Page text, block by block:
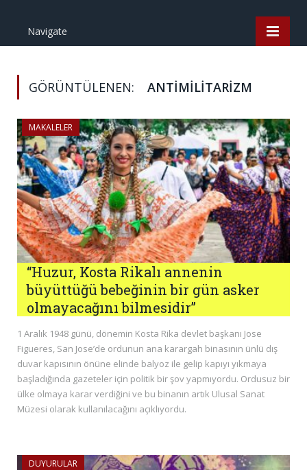
Navigate
GÖRÜNTÜLENEN: ANTIMILITARIZM
MAKALELER
“Huzur, Kosta Rikalı annenin
büyüttüğü bebeğinin bir gün asker
olmayacağını bilmesidir’’
1 Aralık 1948 günü, dönemin Kosta Rika devlet başkanı Jose
Figueres, San Jose’de ordunun ana karargah binasının ünlü dış
duvar kapısının önüne elinde balyoz ile gelip kapıyı yıkmaya
başladığında gazeteler için politik bir şov yapmıyordu. Ordusuz bir
ülke olmaya karar verdiğini ve bu binanın artık Ulusal Sanat
Müzesi olarak kullanılacağını açıklıyordu.
DUYURULAR